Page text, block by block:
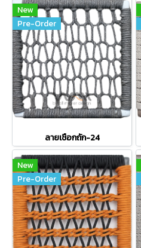
New
Pre-Order
ลายเชือกถัก-24
New
Pre-Order